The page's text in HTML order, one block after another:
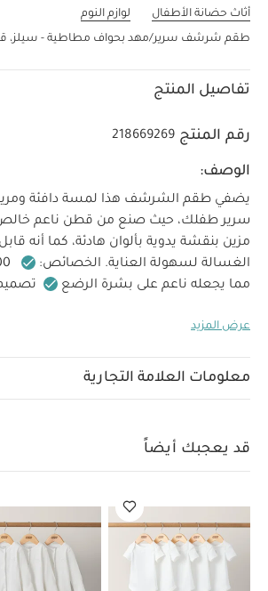
أثاث حضانة الأطفال
لوازم النوم
طقم شرشف سرير/مهد بحواف مطاطية - سيلز،
تفاصيل المنتج
رقم المنتج 218669269
الوصف:
يضفي طقم الشرشف هذا لمسة دافئة
سرير طفلك، حيث صنع من قطن ناعم خالص
مزين بنقشة يدوية بألوان هادئة، كما أنه
الغسالة لسهولة العناية. الخصائص:
مما يجعله ناعم على بشرة الرضع
للأطفال من عمر
العنايةقابل للتنظيف في الغسالة
ألبسة قطعة واحدة بأكمام قصيرة قماش عضوي بلون
سرير/مهد بحواف مطاطية - أورشارد، قطعتان
عرض المزيد
معلومات العلامة التجارية
قد يعجبك أيضاً